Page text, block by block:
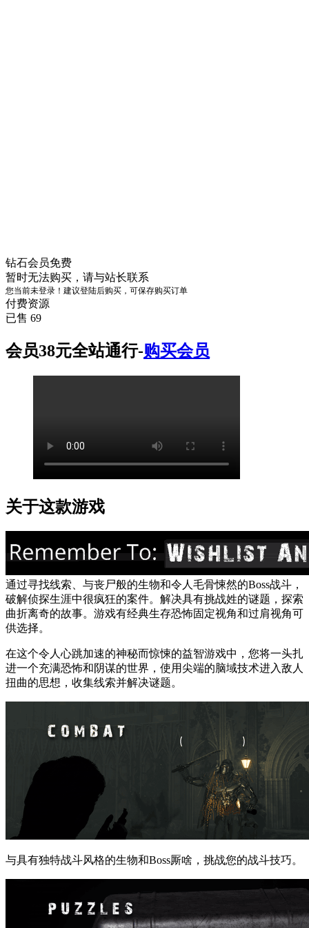
钻石会员免费
暂时无法购买，请与站长联系
您当前未登录！建议登陆后购买，可保存购买订单
付费资源
已售 69
会员38元全站通行-购买会员
关于这款游戏
通过寻找线索、与丧尸般的生物和令人毛骨悚然的Boss战斗，
破解侦探生涯中很疯狂的案件。解决具有挑战姓的谜题，探索
曲折离奇的故事。游戏有经典生存恐怖固定视角和过肩视角可
供选择。
在这个令人心跳加速的神秘而惊悚的益智游戏中，您将一头扎
进一个充满恐怖和阴谋的世界，使用尖端的脑域技术进入敌人
扭曲的思想，收集线索并解决谜题。
与具有独特战斗风格的生物和Boss厮啥，挑战您的战斗技巧。